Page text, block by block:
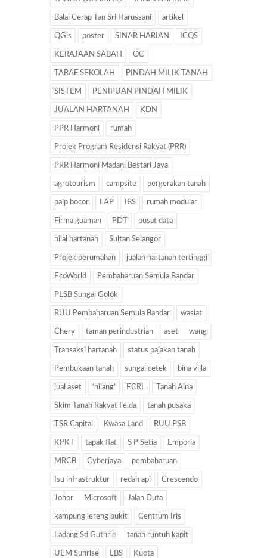
Balai Cerap Tan Sri Harussani artikel
QGis poster SINAR HARIAN ICQS
KERAJAAN SABAH OC
TARAF SEKOLAH PINDAH MILIK TANAH
SISTEM PENIPUAN PINDAH MILIK
JUALAN HARTANAH KDN
PPR Harmoni rumah
Projek Program Residensi Rakyat (PRR)
PRR Harmoni Madani Bestari Jaya
agrotourism campsite pergerakan tanah
paip bocor LAP IBS rumah modular
Firma guaman PDT pusat data
nilai hartanah Sultan Selangor
Projek perumahan jualan hartanah tertinggi
EcoWorld Pembaharuan Semula Bandar
PLSB Sungai Golok
RUU Pembaharuan Semula Bandar wasiat
Chery taman perindustrian aset wang
Transaksi hartanah status pajakan tanah
Pembukaan tanah sungai cetek bina villa
jual aset ‘hilang’ ECRL Tanah Aina
Skim Tanah Rakyat Felda tanah pusaka
TSR Capital Kwasa Land RUU PSB
KPKT tapak flat S P Setia Emporia
MRCB Cyberjaya pembaharuan
Isu infrastruktur redah api Crescendo
Johor Microsoft Jalan Duta
kampung lereng bukit Centrum Iris
Ladang Sd Guthrie tanah runtuh kapit
UEM Sunrise LBS Kuota